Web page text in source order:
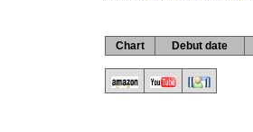
Chart Debut date